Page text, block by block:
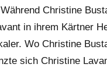
Christine
in ihrem Kärtner
Wo Christine
sich Christine